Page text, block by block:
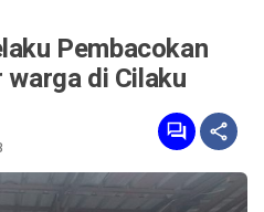
Pembacokan
di Cilaku